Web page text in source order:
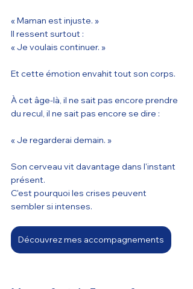
« Maman est injuste. »
Il ressent surtout :
« Je voulais continuer. »
Et cette émotion envahit tout son corps.
À cet âge-là, il ne sait pas encore prendre
du recul, il ne sait pas encore se dire :
« Je regarderai demain. »
Son cerveau vit davantage dans l'instant
présent.
C'est pourquoi les crises peuvent
sembler si intenses.
Découvrez mes accompagnements